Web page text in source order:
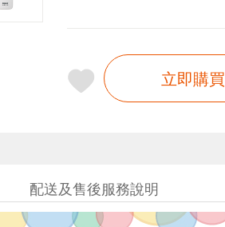
立即購買
配送及售後服務說明